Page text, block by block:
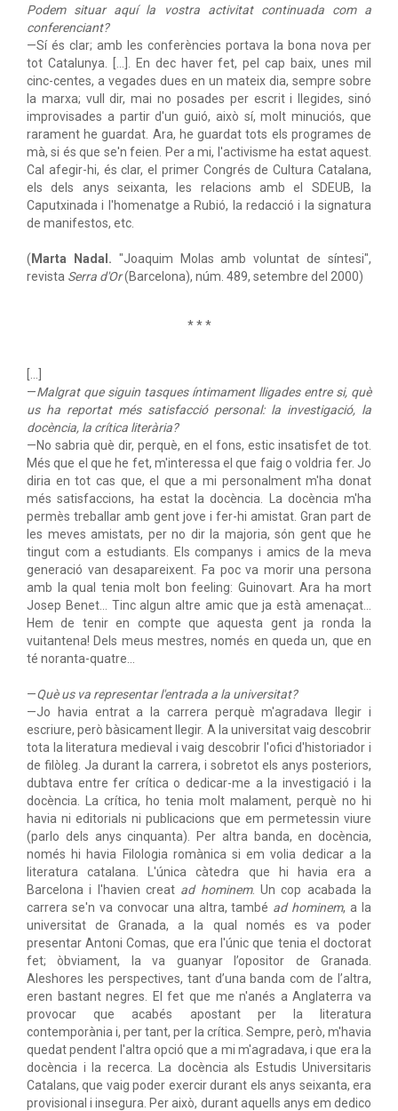
Podem situar aquí la vostra activitat continuada com a
conferenciant?
—Sí és clar; amb les conferències portava la bona nova per
tot Catalunya. [...]. En dec haver fet, pel cap baix, unes mil
cinc-centes, a vegades dues en un mateix dia, sempre sobre
la marxa; vull dir, mai no posades per escrit i llegides, sinó
improvisades a partir d'un guió, això sí, molt minuciós, que
rarament he guardat. Ara, he guardat tots els programes de
mà, si és que se'n feien. Per a mi, l'activisme ha estat aquest.
Cal afegir-hi, és clar, el primer Congrés de Cultura Catalana,
els dels anys seixanta, les relacions amb el SDEUB, la
Caputxinada i l'homenatge a Rubió, la redacció i la signatura
de manifestos, etc.
( Marta Nadal. "Joaquim Molas amb voluntat de síntesi",
revista Serra d'Or(Barcelona), núm. 489, setembre del 2000)
* * *
—Malgrat que siguin tasques íntimament lligades entre si, què
us ha reportat més satisfacció personal: la investigació, la
docència, la crítica literària?
—No sabria què dir, perquè, en el fons, estic insatisfet de tot.
Més que el que he fet, m'interessa el que faig o voldria fer. Jo
diria en tot cas que, el que a mi personalment m'ha donat
més satisfaccions, ha estat la docència. La docència m'ha
permès treballar amb gent jove i fer-hi amistat. Gran part de
les meves amistats, per no dir la majoria, són gent que he
tingut com a estudiants. Els companys i amics de la meva
generació van desapareixent. Fa poc va morir una persona
amb la qual tenia molt bon feeling: Guinovart. Ara ha mort
Josep Benet… Tinc algun altre amic que ja està amenaçat…
Hem de tenir en compte que aquesta gent ja ronda la
vuitantena! Dels meus mestres, només en queda un, que en
té noranta-quatre…
—Què us va representar l'entrada a la universitat?
—Jo havia entrat a la carrera perquè m'agradava llegir i
escriure, però bàsicament llegir. A la universitat vaig descobrir
tota la literatura medieval i vaig descobrir l'ofici d'historiador i
de filòleg. Ja durant la carrera, i sobretot els anys posteriors,
dubtava entre fer crítica o dedicar-me a la investigació i la
docència. La crítica, ho tenia molt malament, perquè no hi
havia ni editorials ni publicacions que em permetessin viure
(parlo dels anys cinquanta). Per altra banda, en docència,
només hi havia Filologia romànica si em volia dedicar a la
literatura catalana. L'única càtedra que hi havia era a
Barcelona i l'havien creat ad hominem. Un cop acabada la
carrera se'n va convocar una altra, també ad hominem, a la
universitat de Granada, a la qual només es va poder
presentar Antoni Comas, que era l'únic que tenia el doctorat
fet; òbviament, la va guanyar l’opositor de Granada.
Aleshores les perspectives, tant d’una banda com de l’altra,
eren bastant negres. El fet que me n'anés a Anglaterra va
provocar que acabés apostant per la literatura
contemporània i, per tant, per la crítica. Sempre, però, m'havia
quedat pendent l'altra opció que a mi m'agradava, i que era la
docència i la recerca. La docència als Estudis Universitaris
Catalans, que vaig poder exercir durant els anys seixanta, era
provisional i insegura. Per això, durant aquells anys em dedico